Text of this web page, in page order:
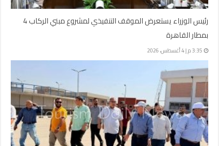
رئيس الوزراء يستعرض الموقف التنفيذي لمشروع مبني الركاب 4
بمطار القاهرة
3:35 م | 4 أغسطس، 2026